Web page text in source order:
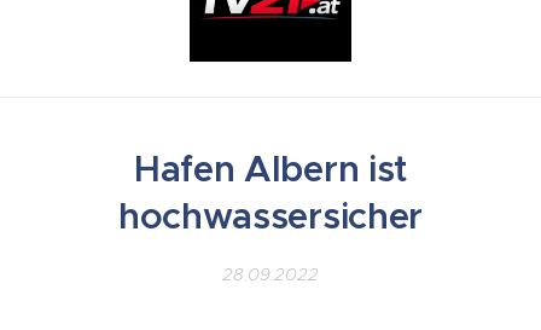
Hafen Albern ist
hochwassersicher
28.09.2022